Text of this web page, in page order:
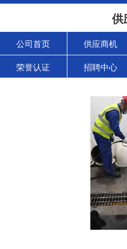
供
公司首页 供应商机
荣誉认证 招聘中心